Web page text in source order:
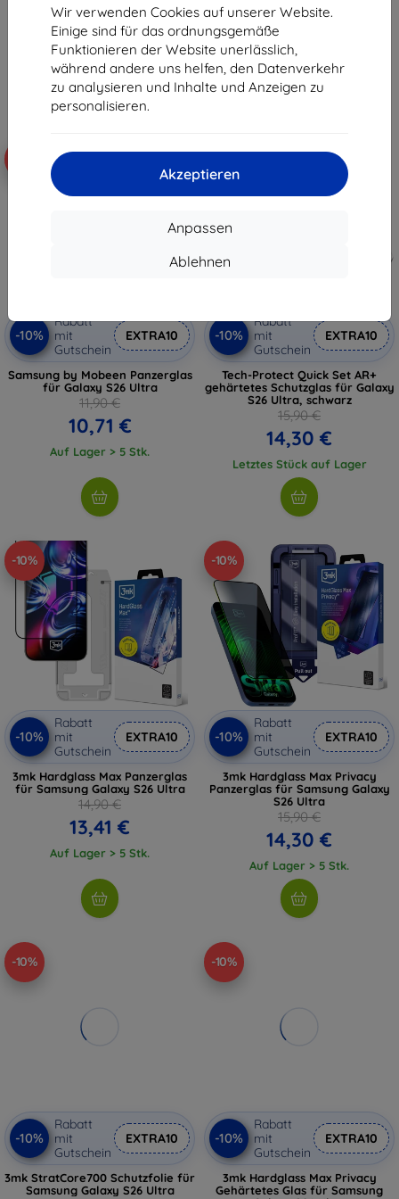
Wir verwenden Cookies auf unserer Website.
Einige sind für das ordnungsgemäße
Funktionieren der Website unerlässlich,
während andere uns helfen, den Datenverkehr
zu analysieren und Inhalte und Anzeigen zu
personalisieren.
Akzeptieren
Anpassen
Ablehnen
(5906302323739)
16,90 €
15,21 €
Letztes Stück auf Lager
22,90 €
20,61 €
Auf Lager 4 Stk.
-10%
Rabatt
mit
Gutschein
EXTRA10
Samsung by Mobeen Panzerglas
für Galaxy S26 Ultra
11,90 €
10,71 €
Auf Lager > 5 Stk.
-10%
Rabatt
mit
Gutschein
EXTRA10
Tech-Protect Quick Set AR+
gehärtetes Schutzglas für Galaxy
S26 Ultra, schwarz
15,90 €
14,30 €
Letztes Stück auf Lager
-10%
-10%
Rabatt
mit
Gutschein
EXTRA10
3mk Hardglass Max Panzerglas
für Samsung Galaxy S26 Ultra
14,90 €
13,41 €
Auf Lager > 5 Stk.
-10%
-10%
Rabatt
mit
Gutschein
EXTRA10
3mk Hardglass Max Privacy
Panzerglas für Samsung Galaxy
S26 Ultra
15,90 €
14,30 €
Auf Lager > 5 Stk.
-10%
-10%
Rabatt
mit
Gutschein
EXTRA10
3mk StratCore700 Schutzfolie für
Samsung Galaxy S26 Ultra
-10%
-10%
Rabatt
mit
Gutschein
EXTRA10
3mk Hardglass Max Privacy
Gehärtetes Glas für Samsung